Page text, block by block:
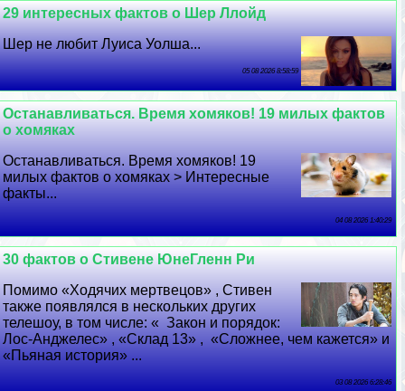
29 интересных фактов о Шер Ллойд
Шер не любит Луиса Уолша...
05 08 2026 8:58:59
Останавливаться. Время хомяков! 19 милых фактов
о хомяках
Останавливаться. Время хомяков! 19
милых фактов о хомяках > Интересные
факты...
04 08 2026 1:40:29
30 фактов о Стивене ЮнеГленн Ри
Помимо «Ходячих мертвецов» , Стивен
также появлялся в нескольких других
телешоу, в том числе: « Закон и порядок:
Лос-Анджелес» , «Склад 13» , «Сложнее, чем кажется» и
«Пьяная история» ...
03 08 2026 6:28:46